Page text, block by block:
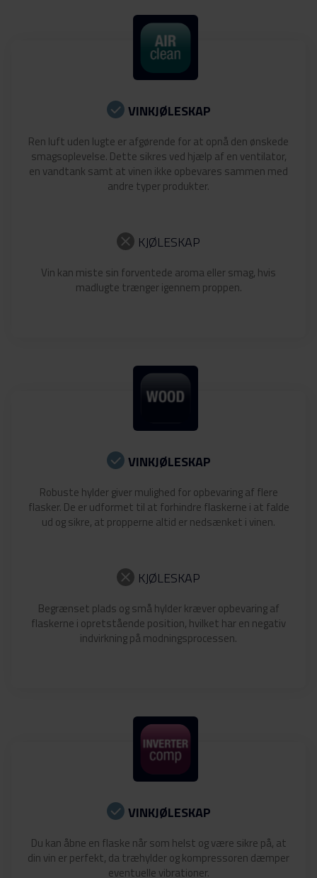
VINKJØLESKAP
Ren luft uden lugte er afgørende for at opnå den ønskede
smagsoplevelse. Dette sikres ved hjælp af en ventilator,
en vandtank samt at vinen ikke opbevares sammen med
andre typer produkter.
KJØLESKAP
Vin kan miste sin forventede aroma eller smag, hvis
madlugte trænger igennem proppen.
VINKJØLESKAP
Robuste hylder giver mulighed for opbevaring af flere
flasker. De er udformet til at forhindre flaskerne i at falde
ud og sikre, at propperne altid er nedsænket i vinen.
KJØLESKAP
Begrænset plads og små hylder kræver opbevaring af
flaskerne i opretstående position, hvilket har en negativ
indvirkning på modningsprocessen.
VINKJØLESKAP
Du kan åbne en flaske når som helst og være sikre på, at
din vin er perfekt, da træhylder og kompressoren dæmper
eventuelle vibrationer.